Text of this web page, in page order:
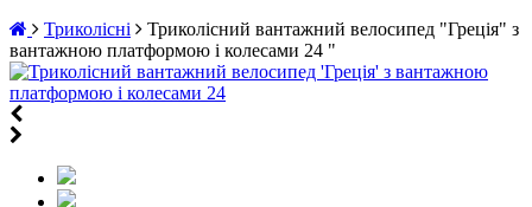
Триколісні
Триколісний вантажний велосипед "Греція" з
вантажною платформою і колесами 24 "